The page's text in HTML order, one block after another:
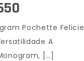
Pochette Felicie
A
[…]